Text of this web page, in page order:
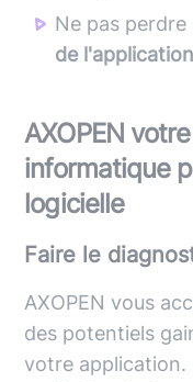
Ne pas perdre
de l'application
AXOPEN
informatique
logicielle
Faire le
AXOPEN vous
des potentiels
votre application.